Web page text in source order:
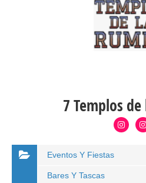
7 Templos
Eventos Y Fiestas
Bares Y Tascas